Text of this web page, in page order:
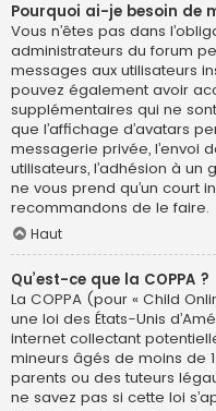
Pourquoi ai-je besoin de
Vous n’êtes pas dans
administrateurs du forum
messages aux utilisateurs
pouvez également avoir
supplémentaires qui ne
que l’affichage d’avatars
messagerie privée, l’envoi
utilisateurs, l’adhésion à un
ne vous prend qu’un court
recommandons de le faire.
Haut
Qu’est-ce que la COPPA ?
La COPPA (pour « Child
une loi des États-Unis
internet collectant
mineurs âgés de moins de
parents ou des tuteurs
ne savez pas si cette loi